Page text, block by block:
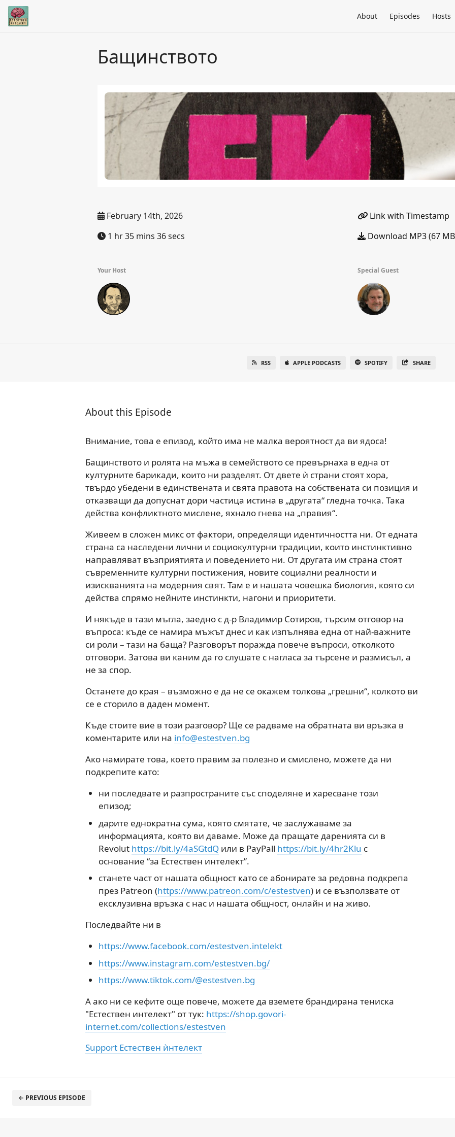
About Episodes Hosts
Бащинството
February 14th, 2026
1 hr 35 mins 36 secs
Link with Timestamp
Download MP3 (67
Your Host Special Guest
RSS APPLE PODCASTS SPOTIFY SHARE
About this Episode
Внимание, това е епизод, който има не малка вероятност да ви ядоса!
Бащинството и ролята на мъжа в семейството се превърнаха в една от
културните барикади, които ни разделят. От двете ѝ страни стоят хора,
твърдо убедени в единствената и свята правота на собствената си позиция и
отказващи да допуснат дори частица истина в „другата“ гледна точка. Така
действа конфликтното мислене, яхнало гнева на „правия“.
Живеем в сложен микс от фактори, определящи идентичността ни. От едната
страна са наследени лични и социокултурни традиции, които инстинктивно
направляват възприятията и поведението ни. От другата им страна стоят
съвременните културни постижения, новите социални реалности и
изискванията на модерния свят. Там е и нашата човешка биология, която си
действа спрямо нейните инстинкти, нагони и приоритети.
И някъде в тази мъгла, заедно с д-р Владимир Сотиров, търсим отговор на
въпроса: къде се намира мъжът днес и как изпълнява една от най-важните
си роли – тази на баща? Разговорът поражда повече въпроси, отколкото
отговори. Затова ви каним да го слушате с нагласа за търсене и размисъл, а
не за спор.
Останете до края – възможно е да не се окажем толкова „грешни“, колкото ви
се е сторило в даден момент.
Къде стоите вие в този разговор? Ще се радваме на обратната ви връзка в
коментарите или на info@estestven.bg
Ако намирате това, което правим за полезно и смислено, можете да ни
подкрепите като:
ни последвате и разпространите със споделяне и харесване този
епизод;
дарите еднократна сума, която смятате, че заслужаваме за
информацията, която ви даваме. Може да пращате даренията си в
Revolut https://bit.ly/4aSGtdQили в PayPall https://bit.ly/4hr2Klu с
основание “за Естествен интелект”.
станете част от нашата общност като се абонирате за редовна подкрепа
през Patreon (https://www.patreon.com/c/estestven) и се възползвате от
ексклузивна връзка с нас и нашата общност, онлайн и на живо.
Последвайте ни в
https://www.facebook.com/estestven.intelekt
https://www.instagram.com/estestven.bg/
https://www.tiktok.com/@estestven.bg
А ако ни се кефите още повече, можете да вземете брандирана тениска
"Естествен интелект" от тук: https://shop.govori-
internet.com/collections/estestven
Support Естествен ѝнтелект
← PREVIOUS EPISODE